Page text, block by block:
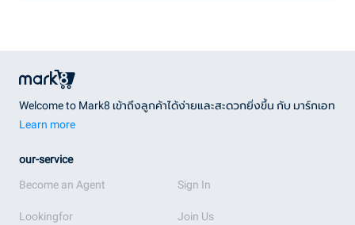
Welcome to Mark8 เข้าถึงลูกค้าได้ง่ายและสะดวกยิ่งขึ้น กับ มาร์กเอท
Learn more
our-service
Become an Agent
Lookingfor
Sign In
Join Us